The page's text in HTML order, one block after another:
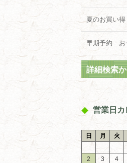
夏のお買い得
早期予約 お
詳細検索
営業日カ
日
月 火
2
3 4